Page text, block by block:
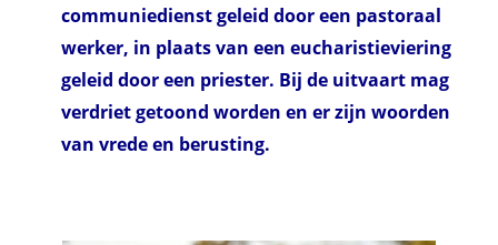
communiedienst geleid door een pastoraal
werker, in plaats van een eucharistieviering
geleid door een priester. Bij de uitvaart mag
verdriet getoond worden en er zijn woorden
van vrede en berusting.